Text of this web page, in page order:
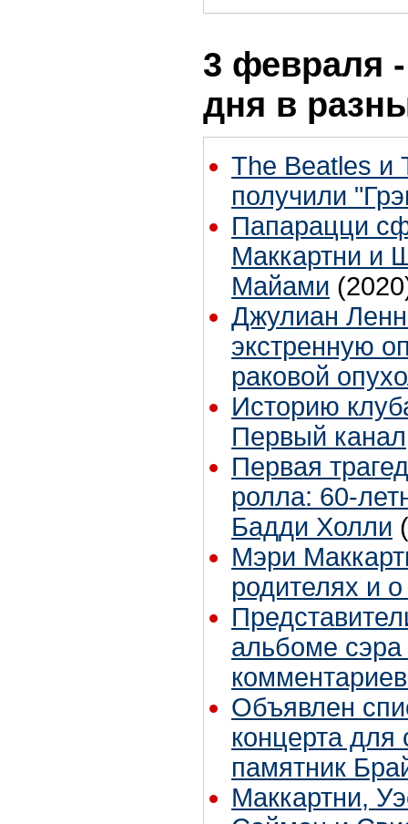
3 февраля -
дня в
The Beatles и
получили
Папарацци
Маккартни и
Майами
Джулиан
экстренную
раковой
Историю
Первый канал
Первая
ролла: 60-
Бадди Холли
Мэри
родителях и
альбоме
Объявлен
концерта для
памятник
Маккартни,